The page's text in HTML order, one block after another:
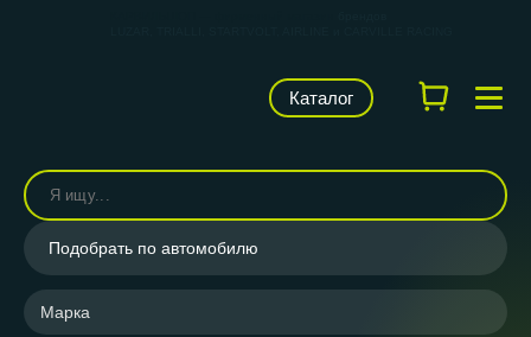
Каталог
Подобрать по автомобилю
Марка